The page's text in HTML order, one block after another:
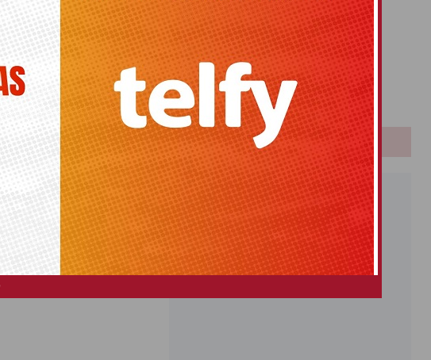
Bonoloto
Primitiva
El Gordo
Euromillones
Loteria
Once
PUBLICIDAD